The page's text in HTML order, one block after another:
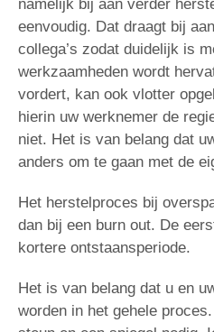
namelijk bij aan verder
eenvoudig. Dat draagt bij
collega’s zodat duidelijk is
werkzaamheden wordt
vordert, kan ook vlotter
hierin uw werknemer de
niet. Het is van belang dat
anders om te gaan met de
Het herstelproces bij
dan bij een burn out. De
kortere ontstaansperiode.
Het is van belang dat u en
worden in het gehele